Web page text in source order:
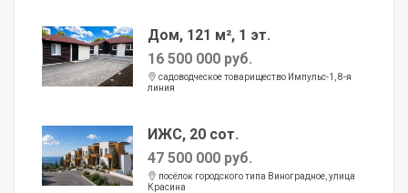
Дом, 121 м², 1 эт.
16 500 000 руб.
садоводческое товарищество Импульс-1, 8-я
линия
ИЖС, 20 сот.
47 500 000 руб.
посёлок городского типа Виноградное, улица
Красина